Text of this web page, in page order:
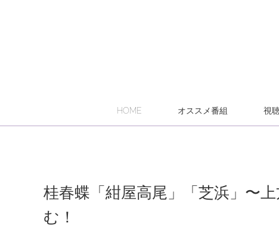
HOME オススメ番組 視
桂春蝶「紺屋高尾」「芝浜」〜
む！